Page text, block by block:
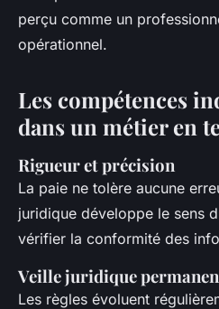
perçu comme un
opérationnel.
Les compétences
dans un métier en
Rigueur et précision
La paie ne tolère aucune
juridique développe le sens
vérifier la conformité des
Veille juridique
Les règles évoluent